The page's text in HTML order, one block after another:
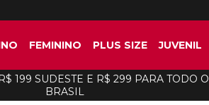
FEMININO PLUS SIZE JUVENIL
199 SUDESTE E R$ 299 PARA TODO O
BRASIL